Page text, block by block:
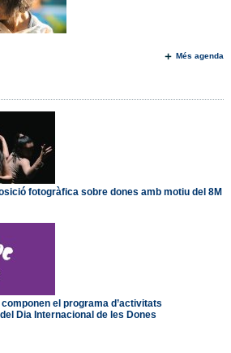
Més agenda
fotogràfica sobre dones amb motiu del 8M
el programa d’activitats
Dia Internacional de les Dones